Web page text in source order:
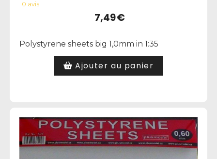
0 avis
7,49€
Polystyrene sheets big 1,0mm in 1:35
Ajouter au panier